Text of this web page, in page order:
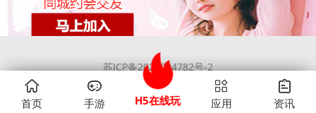
苏ICP备2022024782号-2
Copyright ©2020 1379玩手游网 版权所有
首页 手游 H5在线玩 应用 资讯